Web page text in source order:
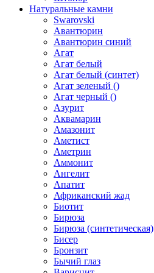
Натуральные камни
Swarovski
Авантюрин
Авантюрин синий
Агат
Агат белый
Агат белый (синтет)
Агат зеленый ()
Агат черный ()
Азурит
Аквамарин
Амазонит
Аметист
Аметрин
Аммонит
Ангелит
Апатит
Африканский жад
Биотит
Бирюза
Бирюза (синтетическая)
Бисер
Бронзит
Бычий глаз